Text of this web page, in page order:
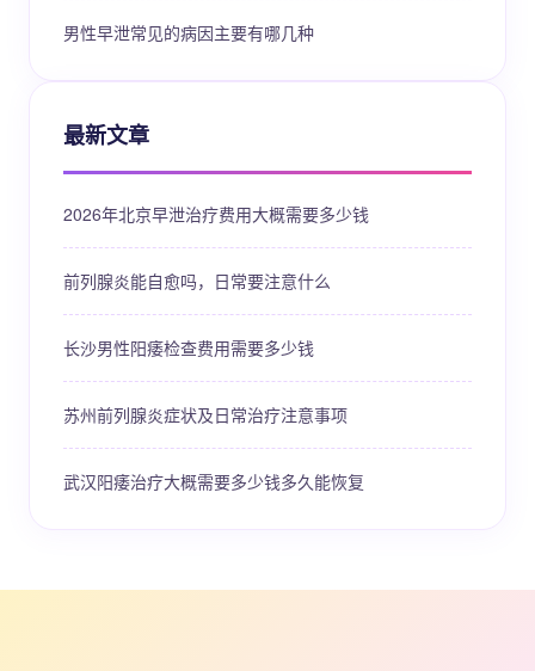
男性早泄常见的病因主要有哪几种
最新文章
2026年北京早泄治疗费用大概需要多少钱
前列腺炎能自愈吗，日常要注意什么
长沙男性阳痿检查费用需要多少钱
苏州前列腺炎症状及日常治疗注意事项
武汉阳痿治疗大概需要多少钱多久能恢复